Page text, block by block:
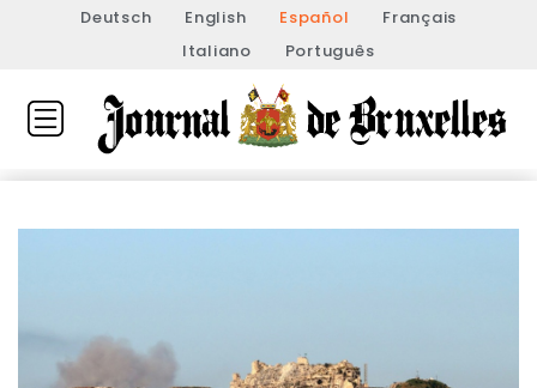
Deutsch English Español
Français
Italiano
Português